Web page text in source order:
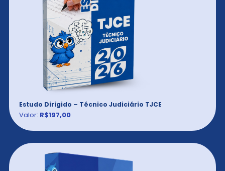
Estudo Dirigido – Técnico Judiciário TJCE
Valor: R$197,00